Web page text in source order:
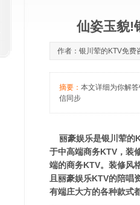
仙姿玉貌!
作者：银川荤的KTV免
摘要： 本文详细为你解
信同步
丽豪娱乐是银川荤的
于中高端商务KTV，装
端的商务KTV。装修风
且丽豪娱乐KTV的陪唱
有端庄大方的各种款式